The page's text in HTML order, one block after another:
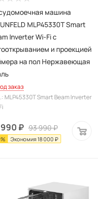
машина
MLP45330T Smart
Inverter Wi-Fi с
и проекцией
на пол Нержавеющая
заказ
MLP45330T Smart Beam Inverter
₽ 93 990₽
% Экономия18 000 ₽